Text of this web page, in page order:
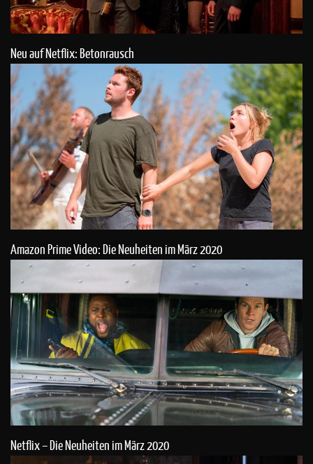
Neu auf Netflix: Betonrausch
Amazon Prime Video: Die Neuheiten im März 2020
Netflix – Die Neuheiten im März 2020